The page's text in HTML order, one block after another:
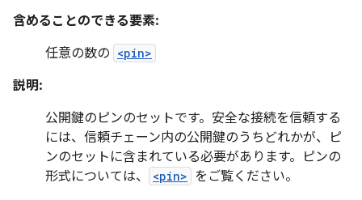
含めることのできる要素:
任意の数の <pin>
説明:
公開鍵のピンのセットです。安全な接続を信頼する
には、信頼チェーン内の公開鍵のうちどれかが、ピ
ンのセットに含まれている必要があります。ピンの
形式については、
<pin> をご覧ください。